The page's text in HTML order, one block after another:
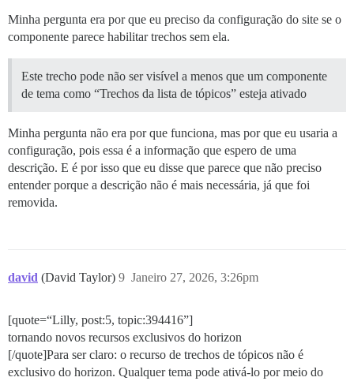
Minha pergunta era por que eu preciso da configuração do site se o
componente parece habilitar trechos sem ela.
Este trecho pode não ser visível a menos que um componente
de tema como “Trechos da lista de tópicos” esteja ativado
Minha pergunta não era por que funciona, mas por que eu usaria a
configuração, pois essa é a informação que espero de uma
descrição. E é por isso que eu disse que parece que não preciso
entender porque a descrição não é mais necessária, já que foi
removida.
david (David Taylor) Janeiro 27, 2026, 3:26pm
9
[quote=“Lilly, post:5, topic:394416”]
tornando novos recursos exclusivos do horizon
[/quote]Para ser claro: o recurso de trechos de tópicos não é
exclusivo do horizon. Qualquer tema pode ativá-lo por meio do